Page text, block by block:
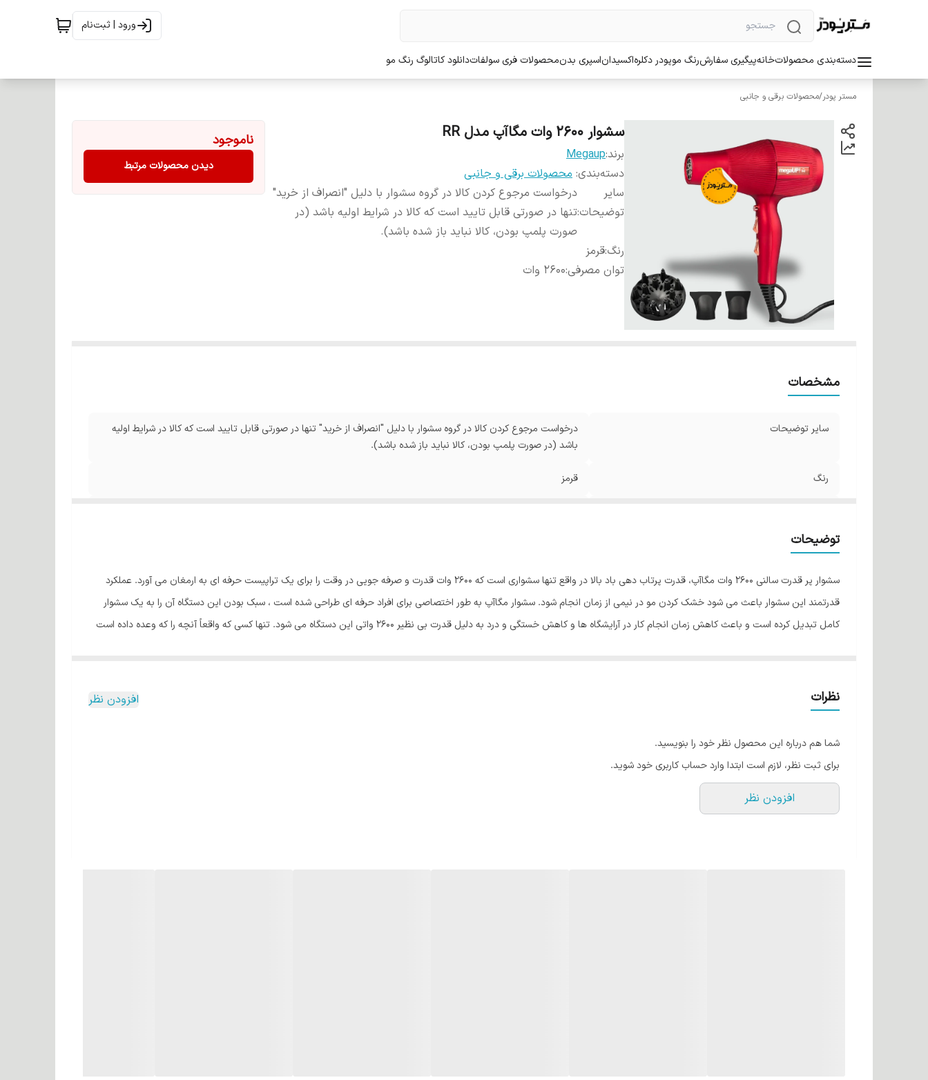
ورود | ثبت‌نام
دسته‌بندی محصولاتخانهپیگیری سفارشرنگ موپودر دکلرهاکسیداناسپری بدنمحصولات فری سولفاتدانلود کاتالوگ رنگ مو
مستر پودر/محصولات برقی و جانبی
سشوار 2600 وات مگاآپ مدل RR
برند:Megaup
دسته‌بندی: محصولات برقی و جانبی
سایر
توضیحات:
درخواست مرجوع کردن کالا در گروه سشوار با دلیل "انصراف از خرید"
تنها در صورتی قابل تایید است که کالا در شرایط اولیه باشد (در
صورت پلمپ بودن، کالا نباید باز شده باشد).
رنگ:قرمز
توان مصرفی:2600 وات
ناموجود
دیدن محصولات مرتبط
مشخصات
سایر توضیحات
درخواست مرجوع کردن کالا در گروه سشوار با دلیل "انصراف از خرید" تنها در صورتی قابل تایید است که کالا در شرایط اولیه
باشد (در صورت پلمپ بودن، کالا نباید باز شده باشد).
رنگ قرمز
توضیحات
سشوار پر قدرت سالنی 2600 وات مگاآپ، قدرت پرتاب دهی باد بالا در واقع تنها سشواری است که 2600 وات قدرت و صرفه جویی در وقت را برای یک تراپیست حرفه ای به ارمغان می آورد. عملکرد
قدرتمند این سشوار باعث می شود خشک کردن مو در نیمی از زمان انجام شود. سشوار مگاآپ به طور اختصاصی برای افراد حرفه ای طراحی شده است ، سبک بودن این دستگاه آن را به یک سشوار
کامل تبدیل کرده است و باعث کاهش زمان انجام کار در آرایشگاه ها و کاهش خستگی و درد به دلیل قدرت بی نظیر 2600 واتی این دستگاه می شود. تنها کسی که واقعاً آنچه را که وعده داده است
همین امر باعث کاهش زمان انجام کار در آرایشگاه ها و کاهش خستگی و درد برای کاربر می شود..
قدرت و مشخصات فنی بالا در کنار زیبایی و دوام فوق العاده!
نظرات افزودن نظر
شما هم درباره این محصول نظر خود را بنویسید.
برای ثبت نظر، لازم است ابتدا وارد حساب کاربری خود شوید.
افزودن نظر